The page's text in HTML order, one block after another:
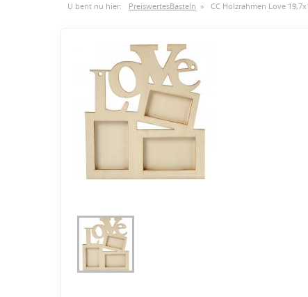
U bent nu hier: PreiswertesBasteln » CC Holzrahmen Love